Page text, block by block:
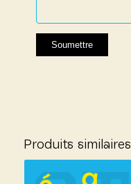
Produits similaires